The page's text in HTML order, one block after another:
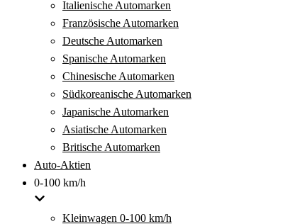
Italienische Automarken
Französische Automarken
Deutsche Automarken
Spanische Automarken
Chinesische Automarken
Südkoreanische Automarken
Japanische Automarken
Asiatische Automarken
Britische Automarken
Auto-Aktien
0-100 km/h
Kleinwagen 0-100 km/h